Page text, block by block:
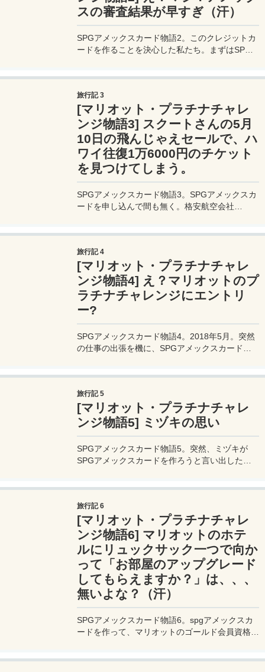
スの審査結果が早すぎ（汗）
SPGアメックスカード物語2。このクレジットカ
ードを作ることを決心した私たち。まずはSPG
20&#12316;30秒ほど「審査を始めます」の案内
があらわれ、その次に表示されたページには「カ
ードを発行します」の文字。あれ？もう審査通っ
たのか？早すぎて焦る。スターウッド プリファ
ード ゲスト&#174; アメリカン・エキスプレ
ス&#174;・カード恐るべし。
旅行記 3
[マリオット・プラチナチャレ
ンジ物語3] スクートさんの5月
10日の飛んじゃえセールで、ハ
ワイ往復1万6000円のチケット
を見つけてしまう。
SPGアメックスカード物語3。SPGアメックスカ
ードを申し込んで間も無く。格安航空会社
手に入れたSPGゴールド会員資格を最大限活用
させる計画を立てる。
旅行記 4
[マリオット・プラチナチャレ
ンジ物語4] え？マリオットのプ
ラチナチャレンジにエントリ
ー?
SPGアメックスカード物語4。2018年5月。突然
の仕事の出張を機に、SPGアメックスカードで
旅行記 5
[マリオット・プラチナチャレ
ンジ物語5] ミヅキの思い
SPGアメックスカード物語5。突然、ミヅキが
SPGアメックスカードを作ろうと言い出した理
旅行記 6
[マリオット・プラチナチャレ
ンジ物語6] マリオットのホテ
ルにリュックサック一つで向か
って「お部屋のアップグレード
してもらえますか？」は、、、
無いよな？（汗）
SPGアメックスカード物語6。spgアメックスカ
ードを作って、マリオットのゴールド会員資格を